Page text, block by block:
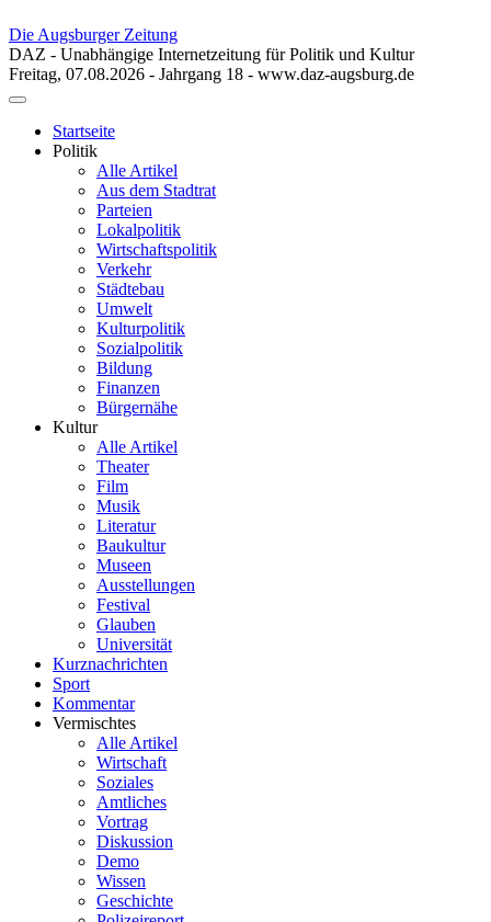
Die Augsburger Zeitung
DAZ - Unabhängige Internetzeitung für Politik und Kultur
Freitag, 07.08.2026 - Jahrgang 18 - www.daz-augsburg.de
Toggle
navigationStartseite
Politik
Alle Artikel
Aus dem Stadtrat
Parteien
Lokalpolitik
Wirtschaftspolitik
Verkehr
Städtebau
Umwelt
Kulturpolitik
Sozialpolitik
Bildung
Finanzen
Bürgernähe
Kultur
Alle Artikel
Theater
Film
Musik
Literatur
Baukultur
Museen
Ausstellungen
Festival
Glauben
Universität
Kurznachrichten
Sport
Kommentar
Vermischtes
Alle Artikel
Wirtschaft
Soziales
Amtliches
Vortrag
Diskussion
Demo
Wissen
Geschichte